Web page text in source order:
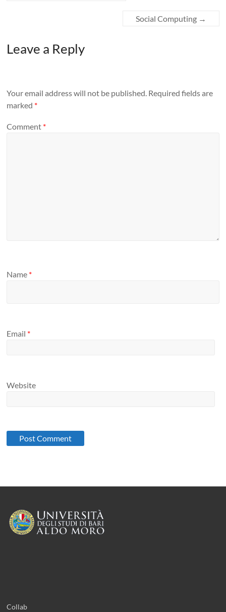
Social Computing →
Leave a Reply
Your email address will not be published. Required fields are
marked *
Comment *
Name *
Email *
Website
Collab